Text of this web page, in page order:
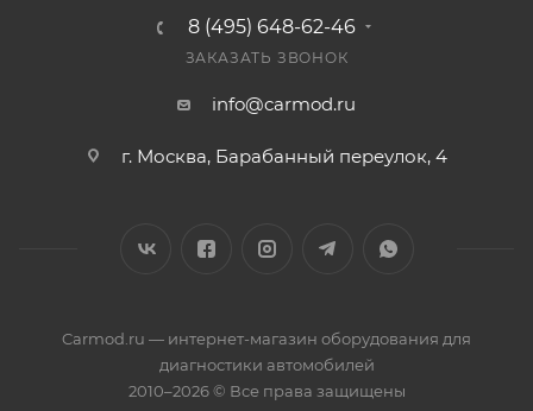
8 (495) 648-62-46
ЗАКАЗАТЬ ЗВОНОК
info@carmod.ru
г. Москва, Барабанный переулок, 4
Carmod.ru — интернет-магазин оборудования для
диагностики автомобилей
2010–2026 © Все права защищены